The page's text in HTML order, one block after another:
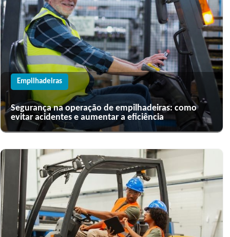
Empilhadeiras
Segurança na operação de empilhadeiras: como
evitar acidentes e aumentar a eficiência